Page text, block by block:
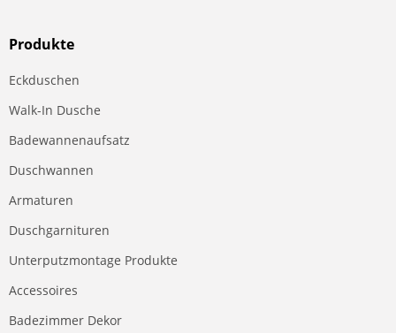
Produkte
Eckduschen
Walk-In Dusche
Badewannenaufsatz
Duschwannen
Armaturen
Duschgarnituren
Unterputzmontage Produkte
Accessoires
Badezimmer Dekor